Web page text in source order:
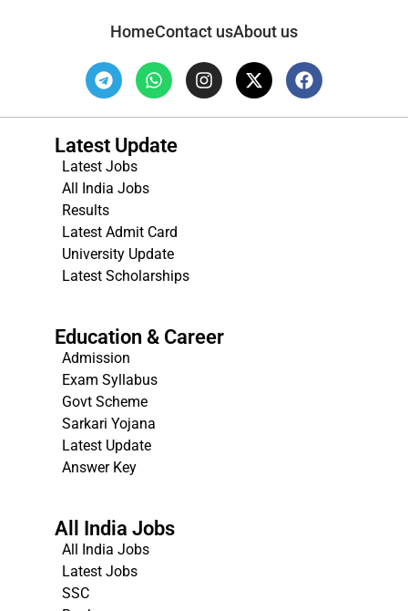
HomeContact usAbout us
Latest Update
Latest Jobs
All India Jobs
Results
Latest Admit Card
University Update
Latest Scholarships
Education & Career
Admission
Exam Syllabus
Govt Scheme
Sarkari Yojana
Latest Update
Answer Key
All India Jobs
All India Jobs
Latest Jobs
SSC